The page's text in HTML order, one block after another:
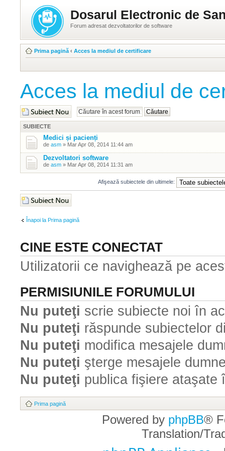
Dosarul Electronic de
Forum adresat dezvoltatorilor de software
Prima pagină ‹ Acces la mediul de certificare
Acces la mediul de
Scrie un subiect nou
SUBIECTE
Medici și pacienți
de asm » Mar Apr 08, 2014 11:44 am
Dezvoltatori software
de asm » Mar Apr 08, 2014 11:31 am
Afişează subiectele din ultimele:
Scrie un subiect nou
Înapoi la Prima pagină
CINE ESTE CONECTAT
Utilizatorii ce navighează pe
PERMISIUNILE FORUMULUI
Nu puteţi scrie subiecte noi în
Nu puteţi răspunde subiectelor
Nu puteţi modifica mesajele
Nu puteţi şterge mesajele
Nu puteţi publica fişiere ataşate
Prima pagină
Powered by phpBB®
Translation/